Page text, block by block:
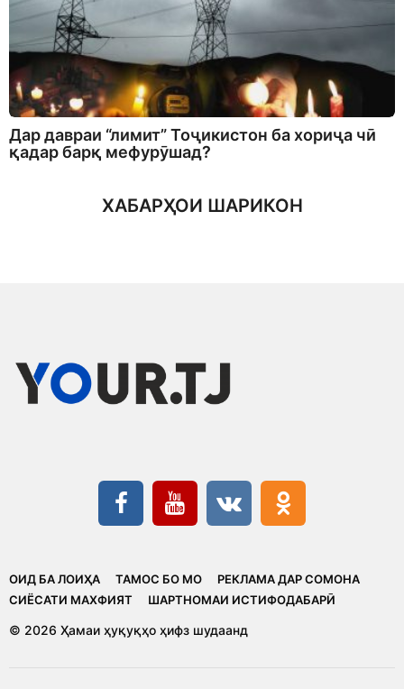
Дар давраи “лимит” Тоҷикистон ба хориҷа чӣ
қадар барқ мефурӯшад?
ХАБАРҲОИ ШАРИКОН
ОИД БА ЛОИҲА ТАМОС БО МО
РЕКЛАМА ДАР СОМОНА
CИЁСАТИ МАХФИЯТ
ШАРТНОМАИ ИСТИФОДАБАРӢ
© 2026 Ҳамаи ҳуқуқҳо ҳифз шудаанд